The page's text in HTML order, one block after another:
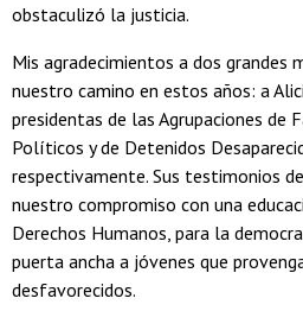
obstaculizó la justicia.
Mis agradecimientos a dos grandes
nuestro camino en estos años: a
presidentas de las Agrupaciones de
Políticos y de Detenidos
respectivamente. Sus testimonios
nuestro compromiso con una
Derechos Humanos, para la
puerta ancha a jóvenes que
desfavorecidos.